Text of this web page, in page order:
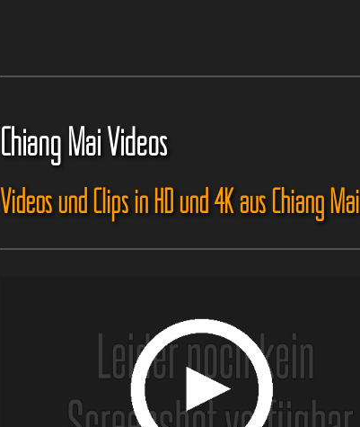
Chiang Mai Videos
Videos und Clips in HD und 4K aus Chiang Mai